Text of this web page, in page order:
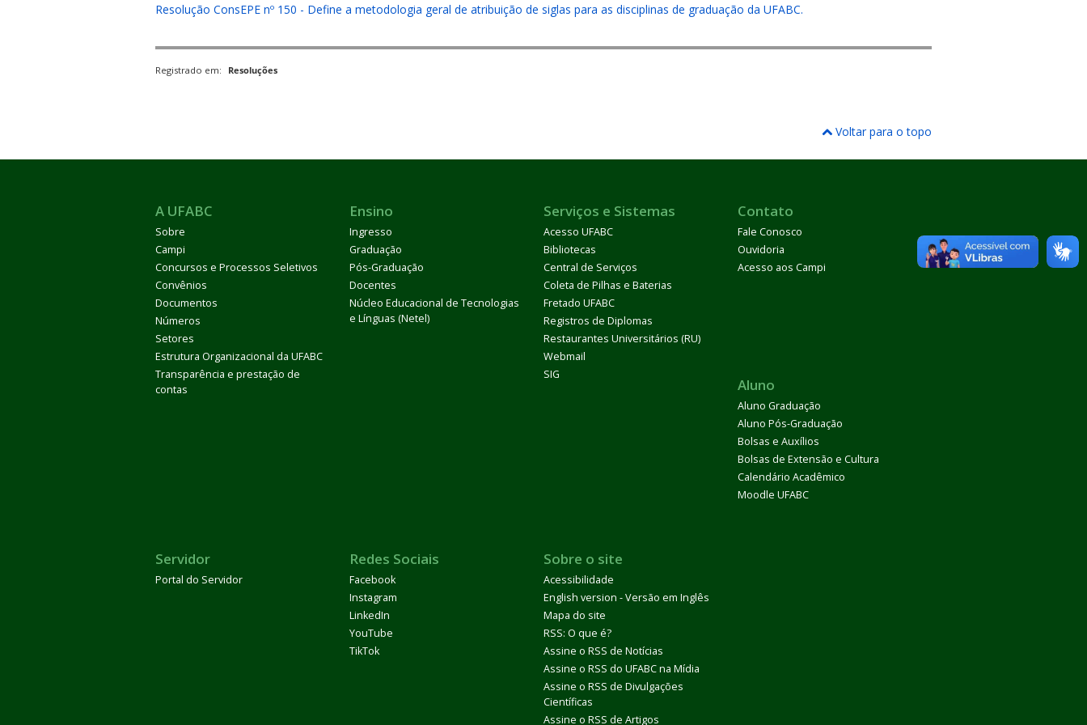
Resolução ConsEPE nº 150 - Define a metodologia geral de atribuição de siglas para as disciplinas de graduação da UFABC.
Registrado em: Resoluções
Voltar para o topo
A UFABC
Sobre
Campi
Concursos e Processos Seletivos
Convênios
Documentos
Números
Setores
Estrutura Organizacional da UFABC
Transparência e prestação de
contas
Ensino
Ingresso
Graduação
Pós-Graduação
Docentes
Núcleo Educacional de Tecnologias
e Línguas (Netel)
Serviços e Sistemas
Acesso UFABC
Bibliotecas
Central de Serviços
Coleta de Pilhas e Baterias
Fretado UFABC
Registros de Diplomas
Restaurantes Universitários (RU)
Webmail
SIG
Contato
Fale Conosco
Ouvidoria
Acesso aos Campi
Aluno
Aluno Graduação
Aluno Pós-Graduação
Bolsas e Auxílios
Bolsas de Extensão e Cultura
Calendário Acadêmico
Moodle UFABC
Servidor
Portal do Servidor
Redes Sociais
Facebook
Instagram
LinkedIn
YouTube
TikTok
Sobre o site
Acessibilidade
English version - Versão em Inglês
Mapa do site
RSS: O que é?
Assine o RSS de Notícias
Assine o RSS do UFABC na Mídia
Assine o RSS de Divulgações
Científicas
Assine o RSS de Artigos